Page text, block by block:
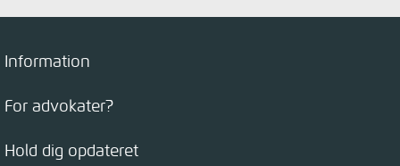
Information
For advokater?
Hold dig opdateret